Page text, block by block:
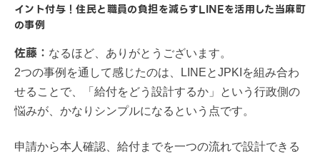
イント付与！住民と職員の負担を減らすLINEを活用した当麻町
の事例
佐藤： なるほど、ありがとうございます。
2つの事例を通して感じたのは、LINEとJPKIを組み合わ
せることで、「給付をどう設計するか」という行政側の
悩みが、かなりシンプルになるという点です。
申請から本人確認、給付までを一つの流れで設計できる